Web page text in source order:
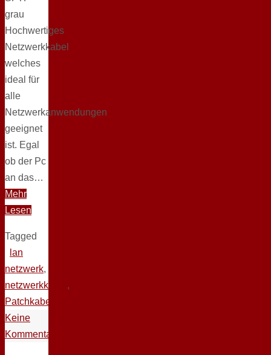
grau
Hochwertiges
Netzwerkkabel
welches
ideal für
alle
Netzwerkanwendungen
geeignet
ist. Egal
ob der Pc
an das…
Mehr
Lesen
Tagged
lan
netzwerk,
netzwerkkabel ,
Patchkabel
Keine
Kommentare